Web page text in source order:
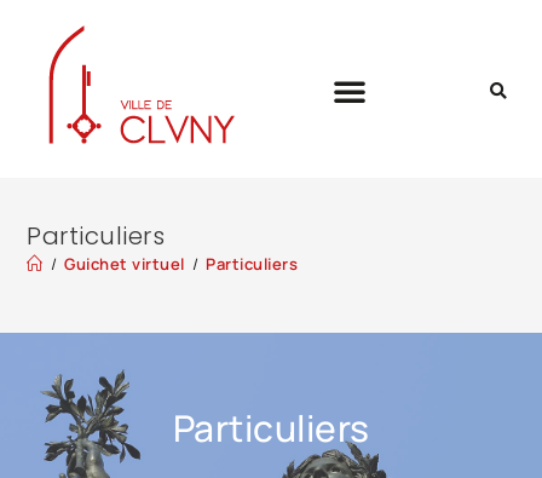
Particuliers
/ Guichet virtuel / Particuliers
Particuliers